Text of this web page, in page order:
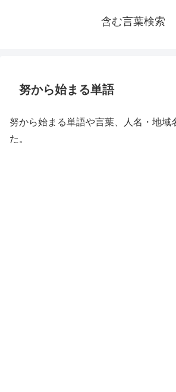
含む言葉検索
努から始まる単語
努から始まる単語や言葉、人名・地域
た。